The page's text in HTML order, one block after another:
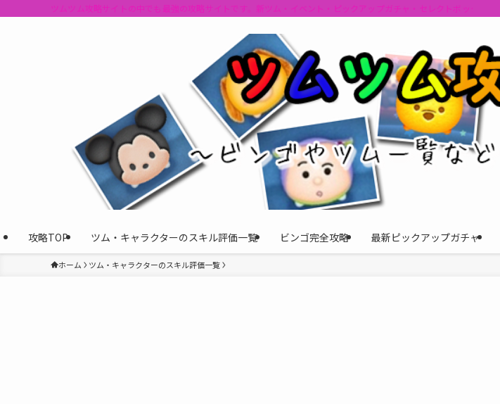
ツムツム攻略サイトの中でも最強の攻略サイトです。新ツム・イベント・ピックアップガチャ・セレクトボック
攻略TOP ツム・キャラクターのスキル評価一覧 ビンゴ完全攻略 最新ピックアップガチャ
ホーム ツム・キャラクターのスキル評価一覧